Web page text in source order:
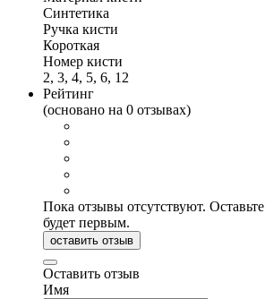
Синтетика
Ручка кисти
Короткая
Номер кисти
2, 3, 4, 5, 6, 12
Рейтинг
(основано на 0 отзывах)
Пока отзывы отсутствуют.
будет первым.
оставить отзыв
Оставить отзыв
Имя